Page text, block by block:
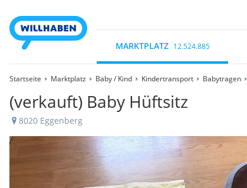
MARKTPLATZ 12.524.885
Startseite Marktplatz Baby / Kind Kindertransport Babytragen
(verkauft) Baby Hüftsitz
8020 Eggenberg